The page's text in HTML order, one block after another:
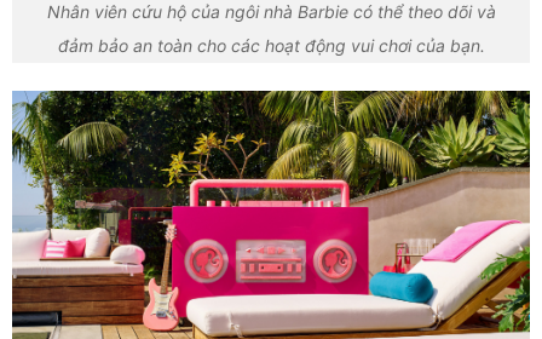
Nhân viên cứu hộ của ngôi nhà Barbie có thể theo dõi và
đảm bảo an toàn cho các hoạt động vui chơi của bạn.